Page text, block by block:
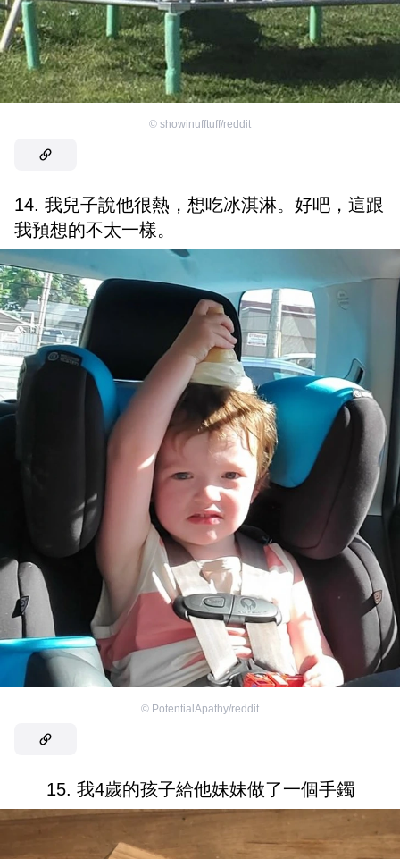
© showinufftuff/reddit
14. 我兒子說他很熱，想吃冰淇淋。好吧，這跟
我預想的不太一樣。
© PotentialApathy/reddit
15. 我4歲的孩子給他妹妹做了一個手鐲